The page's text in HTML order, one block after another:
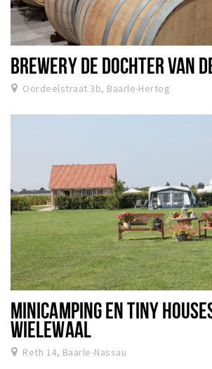
BREWERY DE DOCHTER VAN
Oordeelstraat 3b, Baarle-Hertog
MINICAMPING EN TINY
WIELEWAAL
Reth 14, Baarle-Nassau